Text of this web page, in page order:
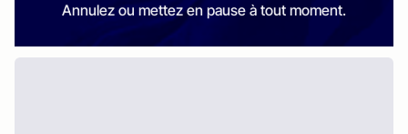
Annulez ou mettez en pause à tout moment.